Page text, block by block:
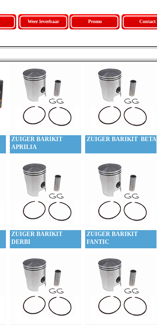
Weer leverbaar Promo Contact
ZUIGER BARIKIT
APRILIA
ZUIGER BARIKIT BETA
ZUIGER BARIKIT
DERBI
ZUIGER BARIKIT
FANTIC